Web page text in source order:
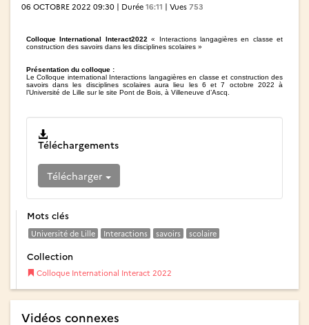
06 OCTOBRE 2022 09:30 | Durée 16:11 | Vues 753
Colloque International Interact2022 « Interactions langagières en classe et
construction des savoirs dans les disciplines scolaires »
Présentation du colloque :
Le Colloque international Interactions langagières en classe et construction des
savoirs dans les disciplines scolaires aura lieu les 6 et 7 octobre 2022 à
l’Université de Lille sur le site Pont de Bois, à Villeneuve d’Ascq.
Téléchargements
Télécharger
Mots clés
Université de Lille Interactions savoirs scolaire
Collection
Colloque International Interact 2022
Vidéos connexes